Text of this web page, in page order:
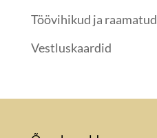
Töövihikud ja raamatud
Vestluskaardid